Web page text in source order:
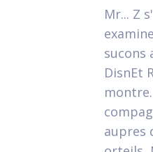
Mr... Z
sucons
DisnEt
aupres